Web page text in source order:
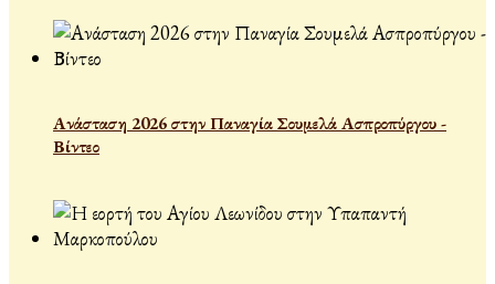
Ανάσταση 2026 στην Παναγία Σουμελά Ασπροπύργου -
Βίντεο